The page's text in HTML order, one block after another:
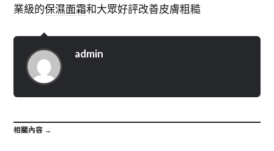
業級的保濕面霜和大眾好評改善皮膚粗糙
admin
相關內容 →